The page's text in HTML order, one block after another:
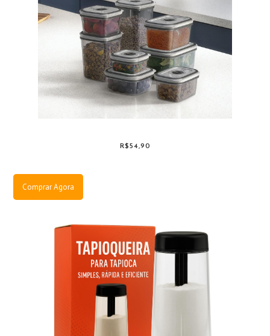
R$54,90
Comprar Agora